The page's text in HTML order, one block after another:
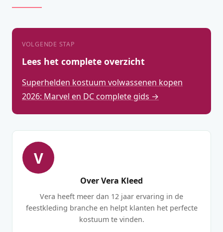
VOLGENDE STAP
Lees het complete overzicht
Superhelden kostuum volwassenen kopen
2026: Marvel en DC complete gids →
V
Over Vera Kleed
Vera heeft meer dan 12 jaar ervaring in de
feestkleding branche en helpt klanten het perfecte
kostuum te vinden.